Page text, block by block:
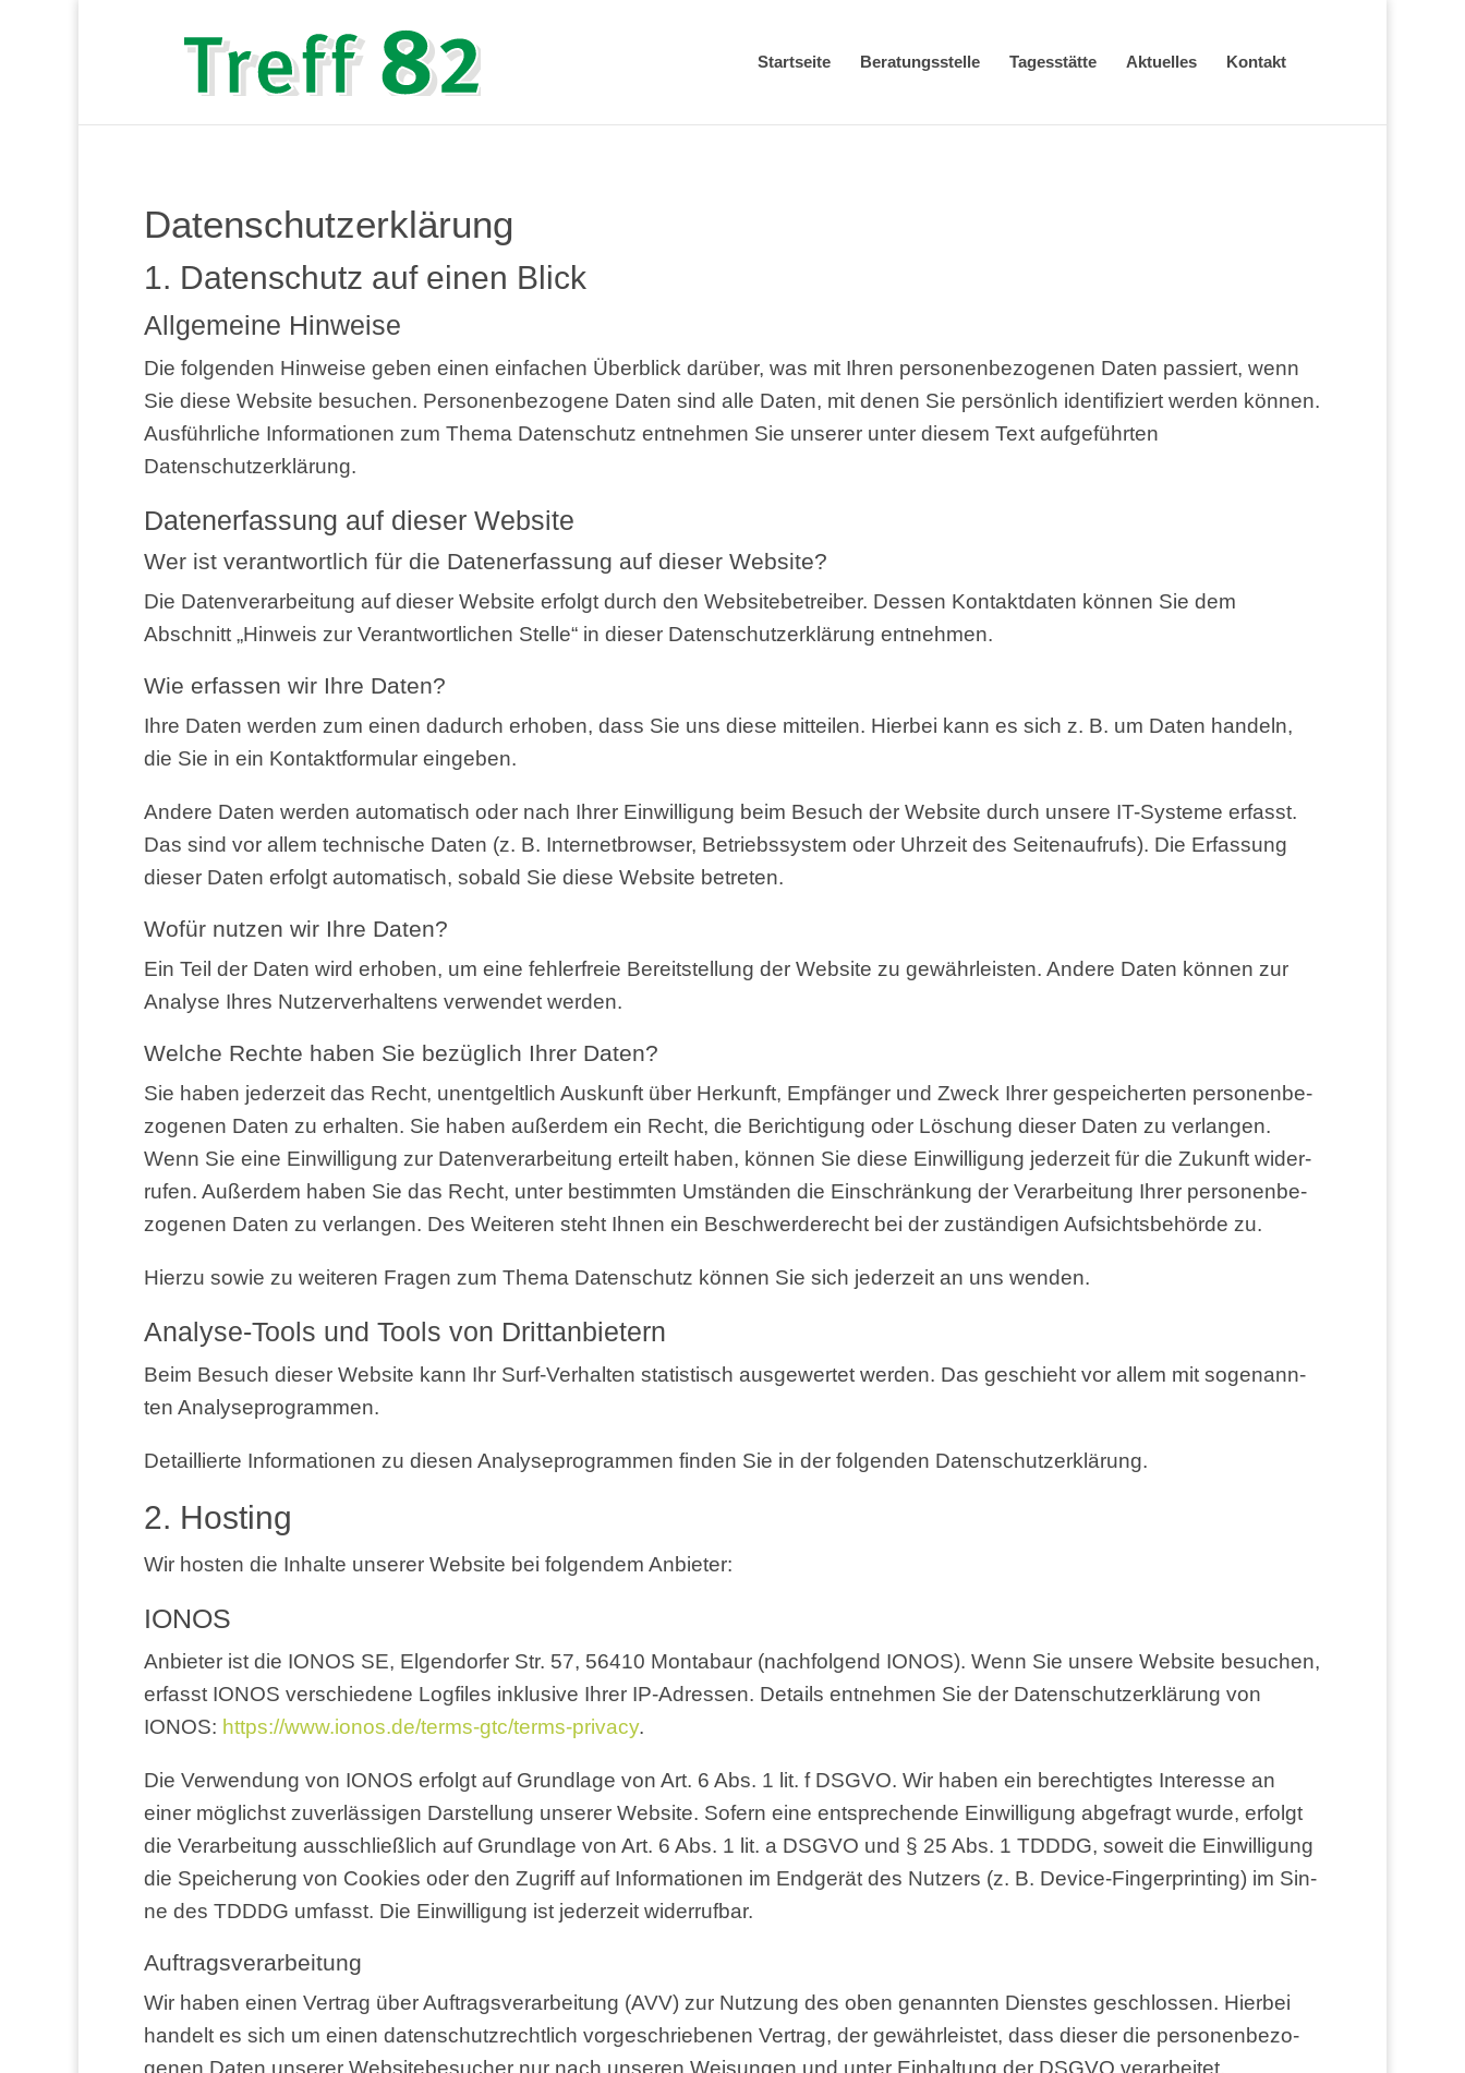
Start­sei­te Bera­tungs­stel­le Tages­stät­te Aktu­el­les Kon­takt
Datenschutz­erklärung
1. Daten­schutz auf einen Blick
All­ge­mei­ne Hinweise
Die fol­gen­den Hin­wei­se geben einen ein­fa­chen Über­blick dar­über, was mit Ihren per­so­nen­be­zo­ge­nen Daten pas­siert, wenn
Sie die­se Web­site besu­chen. Per­so­nen­be­zo­ge­ne Daten sind alle Daten, mit denen Sie per­sön­lich iden­ti­fi­ziert wer­den kön­nen.
Aus­führ­li­che Infor­ma­tio­nen zum The­ma Daten­schutz ent­neh­men Sie unse­rer unter die­sem Text auf­ge­führ­ten
Datenschutzerklärung.
Daten­er­fas­sung auf die­ser Website
Wer ist ver­ant­wort­lich für die Daten­er­fas­sung auf die­ser Website?
Die Daten­ver­ar­bei­tung auf die­ser Web­site erfolgt durch den Web­site­be­trei­ber. Des­sen Kon­takt­da­ten kön­nen Sie dem
Abschnitt „Hin­weis zur Ver­ant­wort­li­chen Stel­le“ in die­ser Daten­schutz­er­klä­rung entnehmen.
Wie erfas­sen wir Ihre Daten?
Ihre Daten wer­den zum einen dadurch erho­ben, dass Sie uns die­se mit­tei­len. Hier­bei kann es sich z. B. um Daten han­deln,
die Sie in ein Kon­takt­for­mu­lar eingeben.
Ande­re Daten wer­den auto­ma­tisch oder nach Ihrer Ein­wil­li­gung beim Besuch der Web­site durch unse­re IT-Sys­te­me erfasst.
Das sind vor allem tech­ni­sche Daten (z. B. Inter­net­brow­ser, Betriebs­sys­tem oder Uhr­zeit des Sei­ten­auf­rufs). Die Erfas­sung
die­ser Daten erfolgt auto­ma­tisch, sobald Sie die­se Web­site betreten.
Wofür nut­zen wir Ihre Daten?
Ein Teil der Daten wird erho­ben, um eine feh­ler­freie Bereit­stel­lung der Web­site zu gewähr­leis­ten. Ande­re Daten kön­nen zur
Ana­ly­se Ihres Nut­zer­ver­hal­tens ver­wen­det werden.
Wel­che Rech­te haben Sie bezüg­lich Ihrer Daten?
Sie haben jeder­zeit das Recht, unent­gelt­lich Aus­kunft über Her­kunft, Emp­fän­ger und Zweck Ihrer gespei­cher­ten per­so­nen­be­
zo­ge­nen Daten zu erhal­ten. Sie haben außer­dem ein Recht, die Berich­ti­gung oder Löschung die­ser Daten zu ver­lan­gen.
Wenn Sie eine Ein­wil­li­gung zur Daten­ver­ar­bei­tung erteilt haben, kön­nen Sie die­se Ein­wil­li­gung jeder­zeit für die Zukunft wider­
ru­fen. Außer­dem haben Sie das Recht, unter bestimm­ten Umstän­den die Ein­schrän­kung der Ver­ar­bei­tung Ihrer per­so­nen­be­
zo­ge­nen Daten zu ver­lan­gen. Des Wei­te­ren steht Ihnen ein Beschwer­de­recht bei der zustän­di­gen Auf­sichts­be­hör­de zu.
Hier­zu sowie zu wei­te­ren Fra­gen zum The­ma Daten­schutz kön­nen Sie sich jeder­zeit an uns wenden.
Ana­ly­se-Tools und Tools von Drittanbietern
Beim Besuch die­ser Web­site kann Ihr Surf-Ver­hal­ten sta­tis­tisch aus­ge­wer­tet wer­den. Das geschieht vor allem mit soge­nann­
ten Analyseprogrammen.
Detail­lier­te Infor­ma­tio­nen zu die­sen Ana­ly­se­pro­gram­men fin­den Sie in der fol­gen­den Datenschutzerklärung.
2. Hos­ting
Wir hos­ten die Inhal­te unse­rer Web­site bei fol­gen­dem Anbieter:
IONOS
Anbie­ter ist die IONOS SE, Elgen­dor­fer Str. 57, 56410 Mon­ta­baur (nach­fol­gend IONOS). Wenn Sie unse­re Web­site besu­chen,
erfasst IONOS ver­schie­de­ne Log­files inklu­si­ve Ihrer IP-Adres­sen. Details ent­neh­men Sie der Daten­schutz­er­klä­rung von
IONOS: https://​www​.ionos​.de/​t​e​r​m​s​-​g​t​c​/​t​e​r​m​s​-​p​r​i​v​acy.
Die Ver­wen­dung von IONOS erfolgt auf Grund­la­ge von Art. 6 Abs. 1 lit. f DSGVO. Wir haben ein berech­tig­tes Inter­es­se an
einer mög­lichst zuver­läs­si­gen Dar­stel­lung unse­rer Web­site. Sofern eine ent­spre­chen­de Ein­wil­li­gung abge­fragt wur­de, erfolgt
die Ver­ar­bei­tung aus­schließ­lich auf Grund­la­ge von Art. 6 Abs. 1 lit. a DSGVO und § 25 Abs. 1 TDDDG, soweit die Ein­wil­li­gung
die Spei­che­rung von Coo­kies oder den Zugriff auf Infor­ma­tio­nen im End­ge­rät des Nut­zers (z. B. Device-Fin­ger­prin­ting) im Sin­
ne des TDDDG umfasst. Die Ein­wil­li­gung ist jeder­zeit widerrufbar.
Auf­trags­ver­ar­bei­tung
Wir haben einen Ver­trag über Auf­trags­ver­ar­bei­tung (AVV) zur Nut­zung des oben genann­ten Diens­tes geschlos­sen. Hier­bei
han­delt es sich um einen daten­schutz­recht­lich vor­ge­schrie­be­nen Ver­trag, der gewähr­leis­tet, dass die­ser die per­so­nen­be­zo­
ge­nen Daten unse­rer Web­site­be­su­cher nur nach unse­ren Wei­sun­gen und unter Ein­hal­tung der DSGVO verarbeitet.